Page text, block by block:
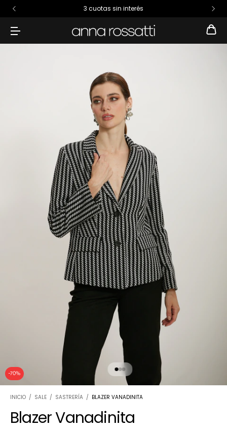
3 cuotas sin interés
-70%
INICIO / SALE / SASTRERÍA / BLAZER VANADINITA
Blazer Vanadinita